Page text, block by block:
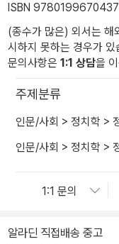
ISBN 9780199670437
(종수가 많은) 외서는 해
시하지 못하는 경우가 있
문의사항은 1:1 상담을
주제분류
인문/사회 > 정치학 >
인문/사회 > 정치학 >
알라딘 직접배송 중고